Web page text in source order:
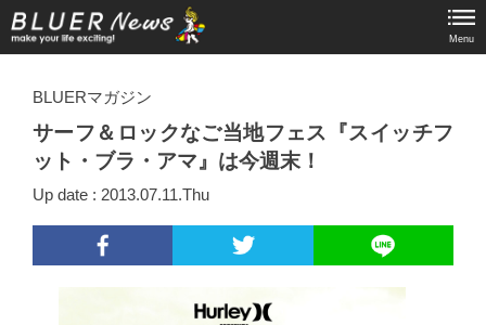
Menu
BLUERマガジン
サーフ＆ロックなご当地フェス『スイッチフ
ット・ブラ・アマ』は今週末！
Up date : 2013.07.11.Thu